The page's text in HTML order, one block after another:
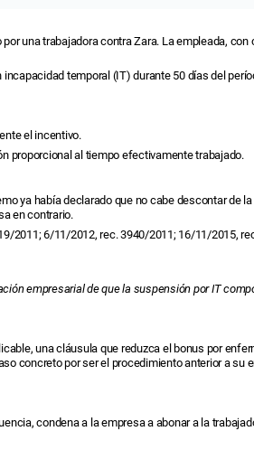
una trabajadora contra Zara. La empleada, con
temporal (IT) durante 50 días del
el incentivo.
proporcional al tiempo efectivamente trabajado.
ya había declarado que no cabe descontar de
en contrario.
2011; 6/11/2012, rec. 3940/2011; 16/11/2015,
empresarial de que la suspensión por IT
una cláusula que reduzca el bonus por
concreto por ser el procedimiento anterior a su
condena a la empresa a abonar a la